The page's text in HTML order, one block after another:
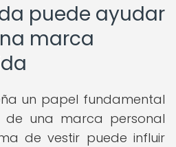
puede ayudar
marca
un papel fundamental
de una marca personal
de vestir puede influir